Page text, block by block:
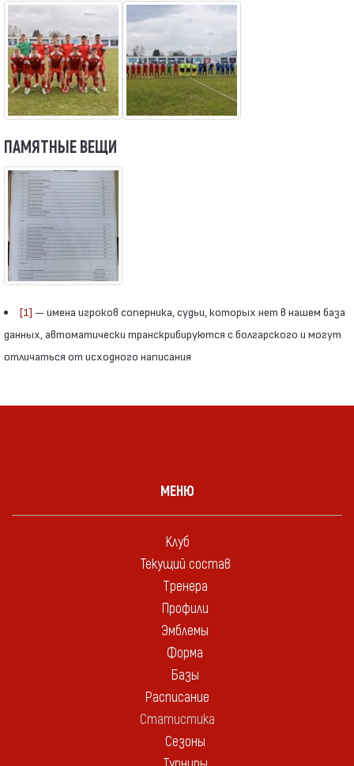
ПАМЯТНЫЕ ВЕЩИ
[1] — имена игроков соперника, судьи, которых нет в нашем база
данных, автоматически транскрибируются с болгарского и могут
отличаться от исходного написания
МЕНЮ
Клуб
Текущий состав
Тренера
Профили
Эмблемы
Форма
Базы
Расписание
Статистика
Сезоны